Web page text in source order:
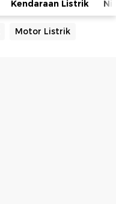
Kendaraan Listrik
Motor Listrik